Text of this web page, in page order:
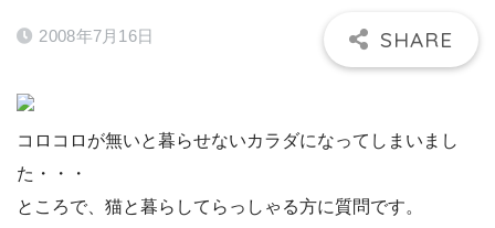
2008年7月16日
コロコロが無いと暮らせないカラダになってしまいまし
た・・・
ところで、猫と暮らしてらっしゃる方に質問です。